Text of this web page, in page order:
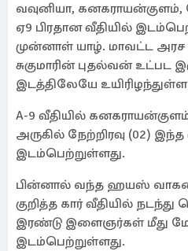
வவுனியா, கனகராயன்குளம்,
ஏ9 பிரதான வீதியில்
முன்னாள் யாழ். மாவட்ட
சுகுமாரின் புதல்வன்
இடத்திலேயே
A-9 வீதியில் கனகராயன்குளம்
அருகில் நேற்றிரவு (02) இந்த
இடம்பெற்றுள்ளது.
பின்னால் வந்த ஹயஸ்
குறித்த கார் வீதியில்
இரண்டு இளைஞர்கள் மீது
இடம்பெற்றுள்ளது.